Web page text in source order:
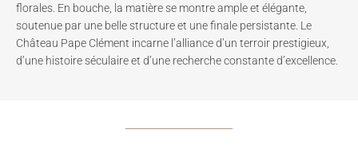
florales. En bouche, la matière se montre ample et élégante,
soutenue par une belle structure et une finale persistante. Le
Château Pape Clément incarne l’alliance d’un terroir prestigieux,
d’une histoire séculaire et d’une recherche constante d’excellence.